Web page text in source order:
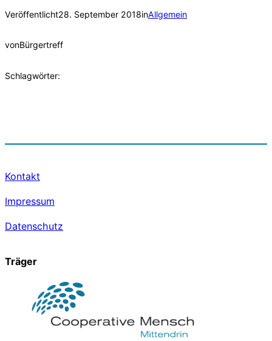
Veröffentlicht28. September 2018inAllgemein
vonBürgertreff
Schlagwörter:
Kontakt
Impressum
Datenschutz
Träger